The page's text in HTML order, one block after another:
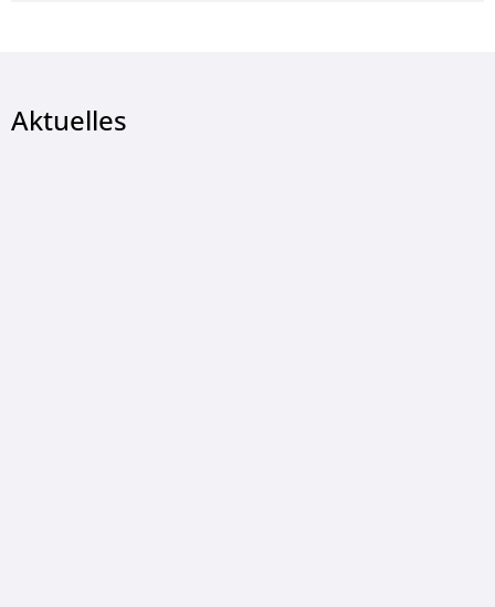
Aktuelles